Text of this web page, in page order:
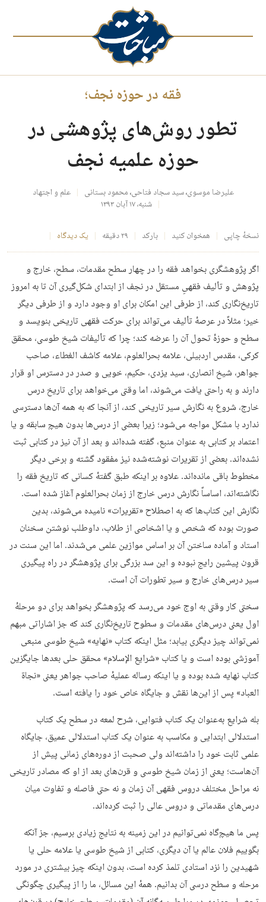
فقه در حوزه نجف؛
تطور روش‌های پژوهشی در
حوزه علمیه نجف
علیرضا موسوی،سید سجاد فتاحی،محمود بستانی
علم و اجتهاد
شنبه، ۱۷ آبان ۱۳۹۳
نسخهٔ چاپی همخوان کنید بارکد ۲۹ دقیقه یک دیدگاه
اگر پژوهشگری بخواهد فقه را در چهار سطح مقدمات، سطح، خارج و
پژوهش و تألیف فقهیِ مستقل در نجف از ابتدای شکل‌گیری آن تا به امروز
تاریخ‌نگاری کند، از طرفی این امکان برای او وجود دارد و از طرفی دیگر
خیر؛ مثلاً در عرصهٔ تألیف می‌تواند برای حرکت فقهی تاریخی بنویسد و
سطح و حوزهٔ تحول آن را عرضه کند؛ چرا که تألیفات شیخ طوسی، محقق
کرکی، مقدس اردبیلی، علامه بحرالعلوم، علامه کاشف الغطاء، صاحب
جواهر، شیخ انصاری، سید یزدی، حکیم، خویی و صدر در دسترس او قرار
دارند و به راحتی یافت می‌شوند، اما وقتی می‌خواهد برای تاریخ درس
خارج، شروع به نگارش سیر تاریخی کند، از آنجا که به همه آن‌ها دسترسی
ندارد با مشکل مواجه می‌شود؛ زیرا بعضی از درس‌ها بدون هیچ سابقه و یا
اعتماد بر کتابی به ‌عنوان منبع، گفته شده‌اند و بعد از آن نیز در کتابی ثبت
نشده‌اند. بعضی از تقریرات نوشته‌شده نیز مفقود گشته و برخی دیگر
مخطوط باقی مانده‌اند. علاوه بر اینکه طبق گفتهٔ کسانی که تاریخ فقه را
نگاشته‌اند، اساساً نگارش درس خارج از زمان بحرالعلوم آغاز شده است.
نگارش این کتاب‌ها که به اصطلاح «تقریرات» نامیده می‌شوند، بدین
صورت بوده که شخص و یا اشخاصی از طلاب، داوطلب نوشتن سخنان
استاد و آماده ساختن آن بر اساس موازین علمی می‌شدند. اما این سنت در
قرون پیشین رایج نبوده و این سد بزرگی برای پژوهشگر در راه پیگیری
سیر درس‌های خارج و سیر تطورات آن است.
سختی کار وقتی به اوج خود می‌رسد که پژوهشگر بخواهد برای دو مرحلهٔ
اول یعنی درس‌های مقدمات و سطوح تاریخ‌نگاری کند که جز اشاراتی مبهم
نمی‌تواند چیز دیگری بیابد؛ مثل اینکه کتاب «نهایه» شیخ طوسی منبعی
آموزشی بوده است و یا کتاب «شرایع الإسلام» محقق حلی بعدها جایگزین
کتاب نهایه شده بوده و یا اینکه رساله عملیهٔ صاحب جواهر یعنی «نجاة
العباد» پس از این‌ها نقش و جایگاه خاص خود را یافته است.
بله شرایع به‌عنوان یک کتاب فتوایی، شرح لمعه در سطح یک کتاب
استدلالی ابتدایی و مکاسب به‌ عنوان یک کتاب استدلالی عمیق، جایگاه
علمی ثابت خود را داشته‌اند ولی صحبت از دوره‌های زمانی پیش از
آن‌هاست؛ یعنی از زمان شیخ طوسی و قرن‌های بعد از او که مصادر تاریخی
نه مراحل مختلف دروس فقهی آن زمان و نه حتی فاصله و تفاوت میان
درس‌های مقدماتی و دروس عالی را ثبت کرده‌اند.
پس ما هیچ‌گاه نمی‌توانیم در این زمینه به نتایج زیادی برسیم، جز آنکه
بگوییم فلان عالم یا آن دیگری، کتابی از شیخ طوسی یا علامه حلی یا
شهیدین را نزد استادی تلمذ کرده است، بدون اینکه چیز بیشتری در مورد
مرحله و سطح درسی آن بدانیم. همهٔ این مسائل، ما را از پیگیری چگونگی